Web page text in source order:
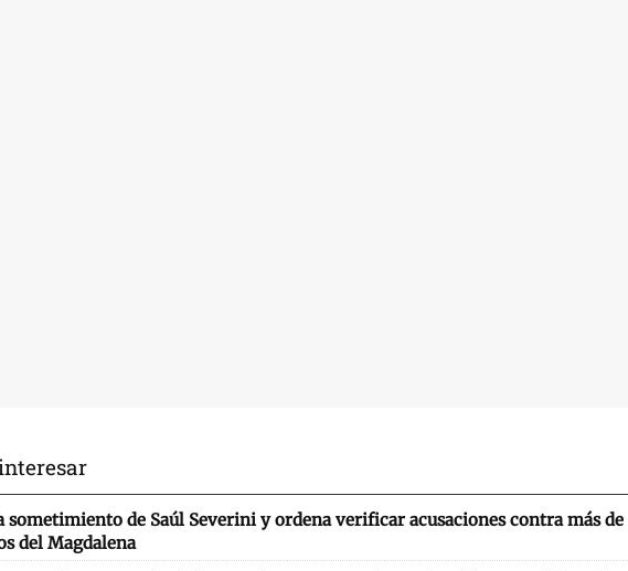
sometimiento de Saúl Severini y ordena verificar acusaciones contra más de
del Magdalena